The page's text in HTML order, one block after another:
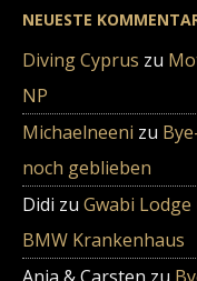
NEUESTE
Diving Cyprus zu
NP
Michaelneeni zu
noch geblieben
Didi zu Gwabi
BMW Krankenhaus